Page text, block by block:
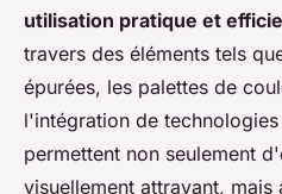
utilisation pratique et
travers des éléments tels
épurées, les palettes de
l'intégration de
permettent non seulement
visuellement attrayant, mais